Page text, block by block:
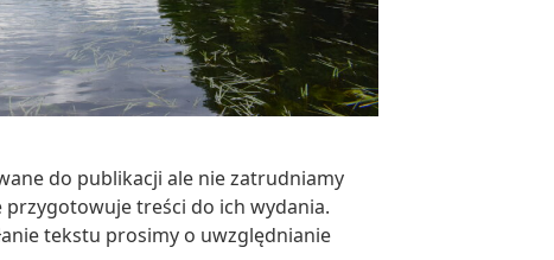
do publikacji ale nie zatrudniamy
treści do ich wydania.
tekstu prosimy o uwzględnianie